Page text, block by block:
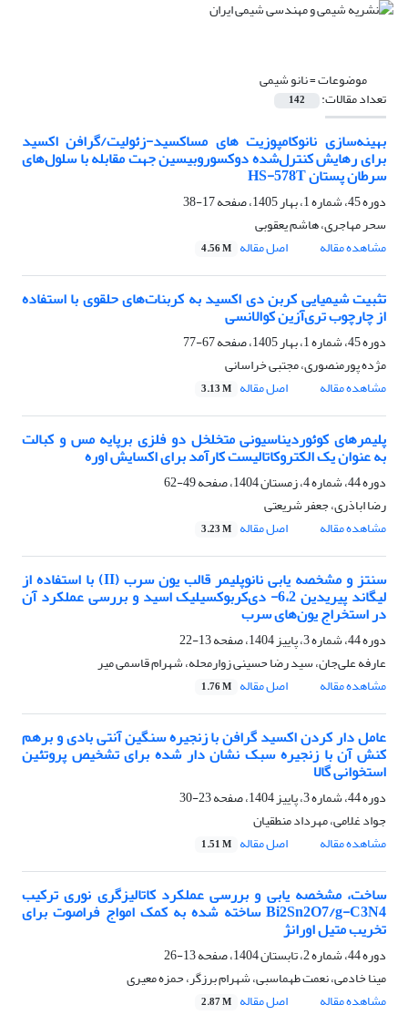
موضوعات =نانو شیمی
تعداد مقالات: 142
بهینه‌سازی نانوکامپوزیت­ های مس­اکسید-زئولیت/گرافن اکسید
برای رهایش کنترل‌شده دوکسوروبیسین جهت مقابله با سلول‌های
سرطان پستان HS-578T
دوره 45، شماره 1، بهار 1405، صفحه
17-38
سحر مهاجری، هاشم یعقوبی
مشاهده مقاله
اصل مقاله 4.56 M
تثبیت شیمیایی کربن دی اکسید به کربنات‌های حلقوی با استفاده
از چارچوب‌ تری‌آزین کوالانسی
دوره 45، شماره 1، بهار 1405، صفحه
67-77
مژده پورمنصوری، مجتبی خراسانی
مشاهده مقاله
اصل مقاله 3.13 M
پلیمرهای کوئوردیناسیونی متخلخل دو فلزی برپایه مس و کبالت
به­ عنوان یک الکتروکاتالیست کارآمد برای اکسایش اوره
دوره 44، شماره 4، زمستان 1404، صفحه
49-62
رضا اباذری، جعفر شریعتی
مشاهده مقاله
اصل مقاله 3.23 M
سنتز و مشخصه یابی نانوپلیمر قالب یون سرب (II) با استفاده از
لیگاند پیریدین 6،2- دی‌کربوکسیلیک‌ اسید و بررسی عملکرد آن
در استخراج یون‌های سرب
دوره 44، شماره 3، پاییز 1404، صفحه
13-22
عارفه علی‌جان، سید رضا حسینی زوارمحله، شهرام قاسمی میر
مشاهده مقاله
اصل مقاله 1.76 M
عامل دار کردن اکسید گرافن با زنجیره سنگین آنتی بادی و برهم
کنش آن با زنجیره سبک نشان دار شده برای تشخیص پروتئین
استخوانی گالا
دوره 44، شماره 3، پاییز 1404، صفحه
23-30
جواد غلامی، مهرداد منطقیان
مشاهده مقاله
اصل مقاله 1.51 M
ساخت، مشخصه یابی و بررسی عملکرد کاتالیزگری نوری ترکیب
Bi2Sn2O7/g-C3N4 ساخته شده به کمک امواج فراصوت برای
تخریب متیل اورانژ
دوره 44، شماره 2، تابستان 1404، صفحه
13-26
مینا خادمی، نعمت طهماسبی، شهرام برزگر، حمزه معیری
مشاهده مقاله
اصل مقاله 2.87 M